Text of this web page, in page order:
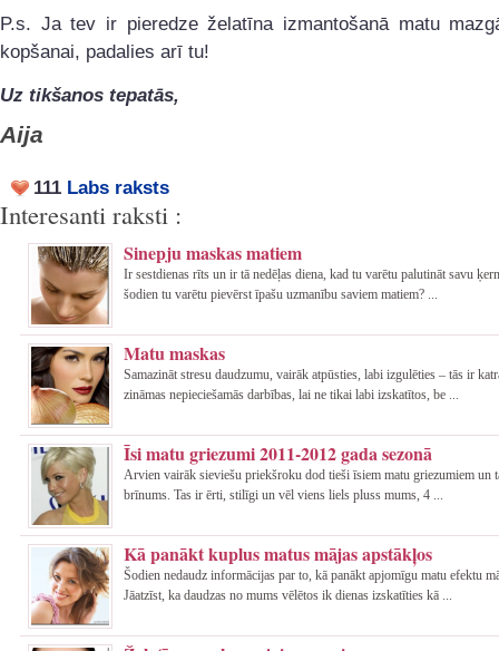
P.s. Ja tev ir pieredze želatīna izmantošanā matu
kopšanai, padalies arī tu!
Uz tikšanos tepatās,
Aija
111 Labs raksts
Interesanti raksti :
Sinepju maskas matiem
Ir sestdienas rīts un ir tā nedēļas diena, kad tu varētu palutināt savu
šodien tu varētu pievērst īpašu uzmanību saviem matiem? ...
Matu maskas
Samazināt stresu daudzumu, vairāk atpūsties, labi izgulēties – tās ir
zināmas nepieciešamās darbības, lai ne tikai labi izskatītos, be ...
Īsi matu griezumi 2011-2012 gada sezonā
Arvien vairāk sieviešu priekšroku dod tieši īsiem matu griezumiem un
brīnums. Tas ir ērti, stilīgi un vēl viens liels pluss mums, 4 ...
Kā panākt kuplus matus mājas apstākļos
Šodien nedaudz informācijas par to, kā panākt apjomīgu matu efektu
Jāatzīst, ka daudzas no mums vēlētos ik dienas izskatīties kā ...